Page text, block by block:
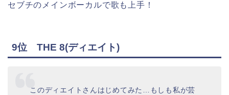
セブチのメインボーカルで歌も上手！
9位 THE 8(ディエイト)
このディエイトさんはじめてみた…もしも私が芸